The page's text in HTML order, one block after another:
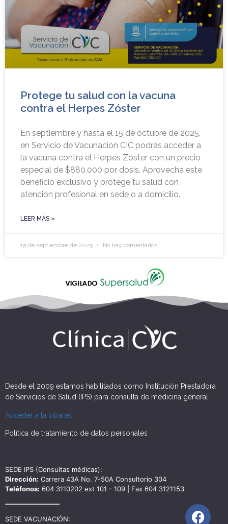
Protege tu salud con la vacuna
contra el Herpes Zóster
En septiembre y hasta el 15 de octubre de 2025,
en Servicio de Vacunación CIC podrás acceder a
la vacuna contra el Herpes Zóster con un precio
especial de $880.000 por dosis. Aprovecha este
beneficio exclusivo y protege tu salud con
atención profesional en sede o a domicilio.
LEER MÁS »
15 de septiembre de 2025 No hay comentarios
Desde el 2009 estamos habilitados como Institución Prestadora
de Servicios de Salud (IPS) para consulta de medicina general.
Acceder a la intranet
Política de tratamiento de datos personales
SEDE IPS (Consultas médicas):
Dirección: Carrera 43A No. 7-50A Consultorio 304
Teléfonos: 604 3110202 ext 101 - 109 | Fax 604 3121153
SEDE VACUNACIÓN: